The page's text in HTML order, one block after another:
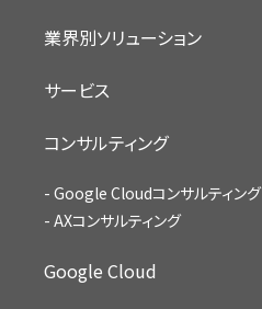
業界別ソリューション
サービス
コンサルティング
Google Cloudコンサルティング
AXコンサルティング
Google Cloud